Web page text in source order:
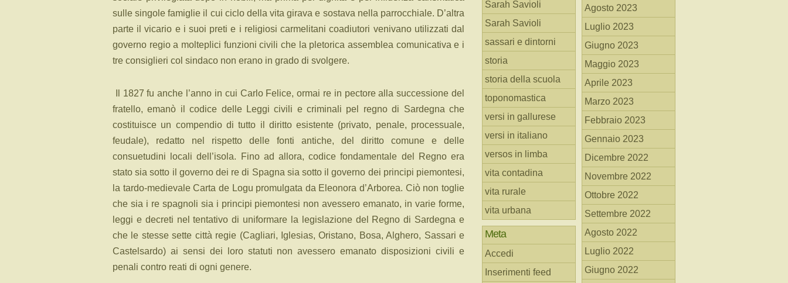
sulle singole famiglie il cui ciclo della vita girava e sostava nella parrocchiale. D’altra
parte il vicario e i suoi preti e i religiosi carmelitani coadiutori venivano utilizzati dal
governo regio a molteplici funzioni civili che la pletorica assemblea comunicativa e i
tre consiglieri col sindaco non erano in grado di svolgere.
Il 1827 fu anche l’anno in cui Carlo Felice, ormai re in pectore alla successione del
fratello, emanò il codice delle Leggi civili e criminali pel regno di Sardegna che
costituisce un compendio di tutto il diritto esistente (privato, penale, processuale,
feudale), redatto nel rispetto delle fonti antiche, del diritto comune e delle
consuetudini locali dell’isola. Fino ad allora, codice fondamentale del Regno era
stato sia sotto il governo dei re di Spagna sia sotto il governo dei principi piemontesi,
la tardo-medievale Carta de Logu promulgata da Eleonora d’Arborea. Ciò non toglie
che sia i re spagnoli sia i principi piemontesi non avessero emanato, in varie forme,
leggi e decreti nel tentativo di uniformare la legislazione del Regno di Sardegna e
che le stesse sette città regie (Cagliari, Iglesias, Oristano, Bosa, Alghero, Sassari e
Castelsardo) ai sensi dei loro statuti non avessero emanato disposizioni civili e
penali contro reati di ogni genere.
Sarah Savioli
Sarah Savioli
sassari e dintorni
storia
storia della scuola
toponomastica
versi in gallurese
versi in italiano
versos in limba
vita contadina
vita rurale
vita urbana
Meta
Accedi
Inserimenti feed
Agosto 2023
Luglio 2023
Giugno 2023
Maggio 2023
Aprile 2023
Marzo 2023
Febbraio 2023
Gennaio 2023
Dicembre 2022
Novembre 2022
Ottobre 2022
Settembre 2022
Agosto 2022
Luglio 2022
Giugno 2022